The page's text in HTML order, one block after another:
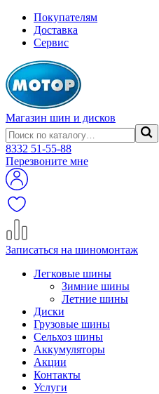
Покупателям
Доставка
Сервис
Магазин шин и дисков
8332 51-55-88
Перезвоните мне
Записаться на шиномонтаж
Легковые шины
Зимние шины
Летние шины
Диски
Грузовые шины
Сельхоз шины
Аккумуляторы
Акции
Контакты
Услуги